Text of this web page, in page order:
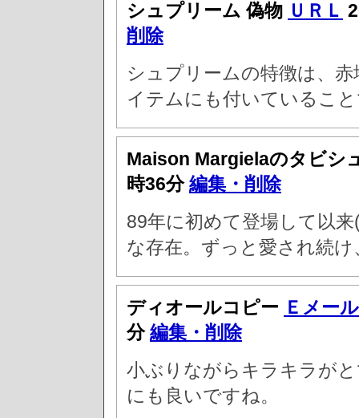
シュプリーム 偽物 ＵＲＬ
削除
シュプリームの特徴は、
イテムにも付いているこ
Maison Margielaのタビシ
時36分編集・削除
89年に初めて登場して以
な存在。ずっと愛され続
ディオールコピー Ｅメール
分編集・削除
小ぶりながらキラキラが
にも良いですね。